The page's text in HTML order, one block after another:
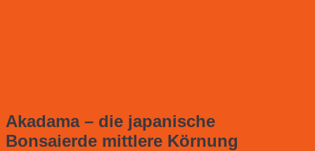
Akadama – die japanische
Bonsaierde mittlere Körnung